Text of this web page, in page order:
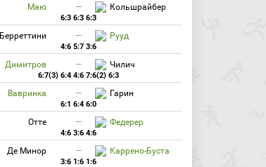
Маю — Кольшрайбер
6:3 6:3 6:3
Берреттини — Рууд
4:6 5:7 3:6
Димитров — Чилич
6:7(3) 6:4 4:6 7:6(2) 6:3
Вавринка — Гарин
6:1 6:4 6:0
Отте — Федерер
4:6 3:6 4:6
Де Минор — Каррено-Буста
3:6 1:6 1:6